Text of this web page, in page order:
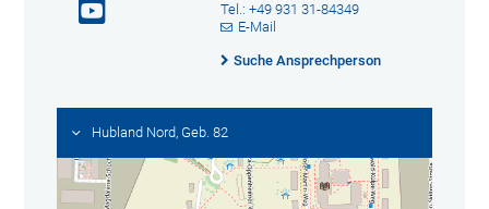
Tel.: +49 931 31-84349
E-Mail
Suche Ansprechperson
Hubland Nord, Geb. 82